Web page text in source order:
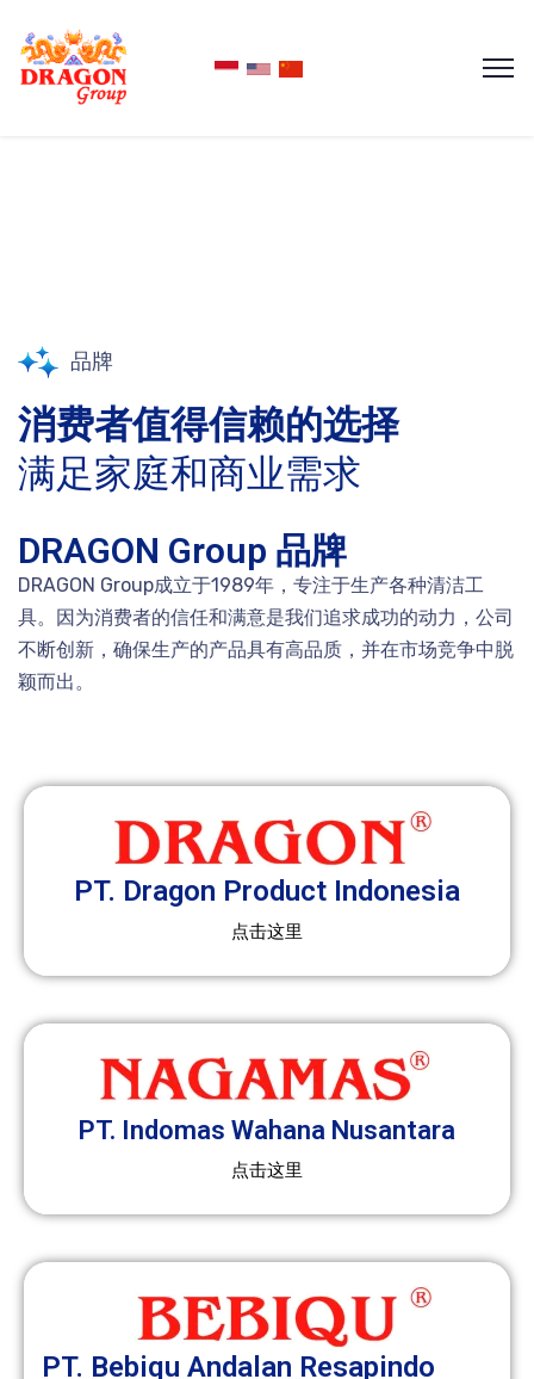
品牌
消费者值得信赖的选择
满足家庭和商业需求
DRAGON Group 品牌
DRAGON Group成立于1989年，专注于生产各种清洁工
具。因为消费者的信任和满意是我们追求成功的动力，公司
不断创新，确保生产的产品具有高品质，并在市场竞争中脱
颖而出。
PT. Dragon Product Indonesia
点击这里
PT. Indomas Wahana Nusantara
点击这里
PT. Bebiqu Andalan Resapindo